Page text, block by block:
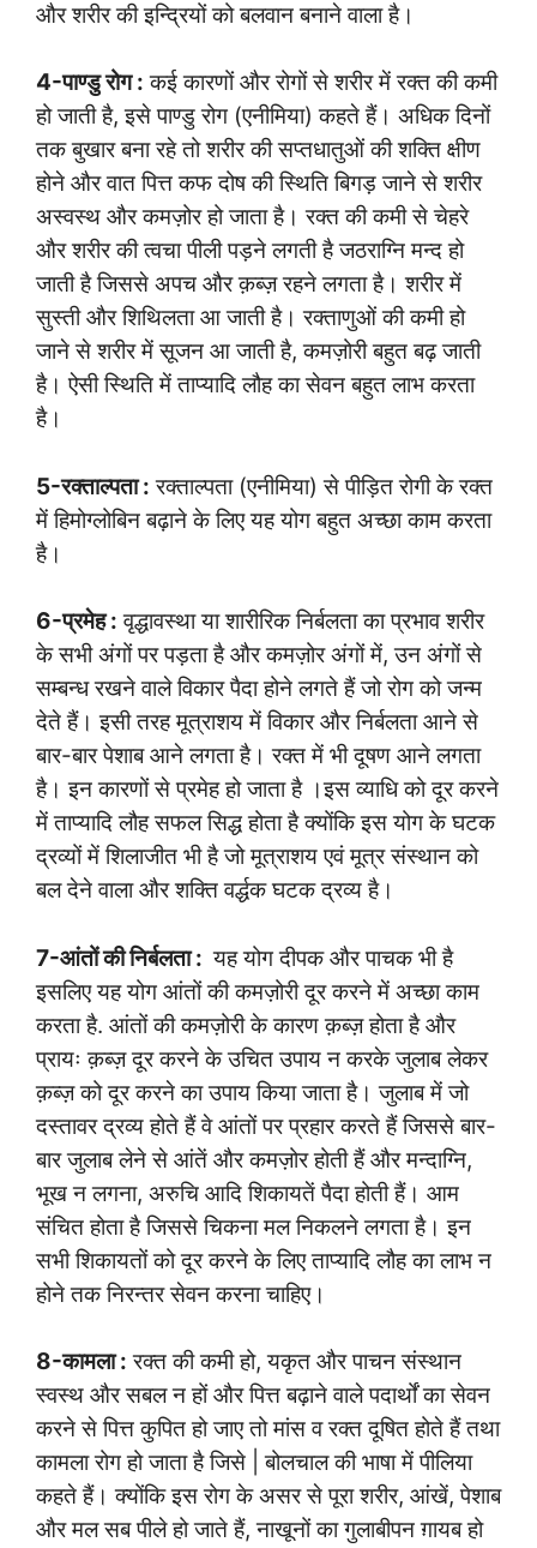
और शरीर की इन्द्रियों को बलवान बनाने वाला है।
4-पाण्डु रोग : कई कारणों और रोगों से शरीर में रक्त की कमी
हो जाती है, इसे पाण्डु रोग (एनीमिया) कहते हैं। अधिक दिनों
तक बुखार बना रहे तो शरीर की सप्तधातुओं की शक्ति क्षीण
होने और वात पित्त कफ दोष की स्थिति बिगड़ जाने से शरीर
अस्वस्थ और कमज़ोर हो जाता है। रक्त की कमी से चेहरे
और शरीर की त्वचा पीली पड़ने लगती है जठराग्नि मन्द हो
जाती है जिससे अपच और क़ब्ज़ रहने लगता है। शरीर में
सुस्ती और शिथिलता आ जाती है। रक्ताणुओं की कमी हो
जाने से शरीर में सूजन आ जाती है, कमज़ोरी बहुत बढ़ जाती
है। ऐसी स्थिति में ताप्यादि लौह का सेवन बहुत लाभ करता
है।
5-रक्ताल्पता : रक्ताल्पता (एनीमिया) से पीड़ित रोगी के रक्त
में हिमोग्लोबिन बढ़ाने के लिए यह योग बहुत अच्छा काम करता
है।
6-प्रमेह : वृद्धावस्था या शारीरिक निर्बलता का प्रभाव शरीर
के सभी अंगों पर पड़ता है और कमज़ोर अंगों में, उन अंगों से
सम्बन्ध रखने वाले विकार पैदा होने लगते हैं जो रोग को जन्म
देते हैं। इसी तरह मूत्राशय में विकार और निर्बलता आने से
बार-बार पेशाब आने लगता है। रक्त में भी दूषण आने लगता
है। इन कारणों से प्रमेह हो जाता है ।इस व्याधि को दूर करने
में ताप्यादि लौह सफल सिद्ध होता है क्योंकि इस योग के घटक
द्रव्यों में शिलाजीत भी है जो मूत्राशय एवं मूत्र संस्थान को
बल देने वाला और शक्ति वर्द्धक घटक द्रव्य है।
7-आंतों की निर्बलता : यह योग दीपक और पाचक भी है
इसलिए यह योग आंतों की कमज़ोरी दूर करने में अच्छा काम
करता है. आंतों की कमज़ोरी के कारण क़ब्ज़ होता है और
प्रायः क़ब्ज़ दूर करने के उचित उपाय न करके जुलाब लेकर
क़ब्ज़ को दूर करने का उपाय किया जाता है। जुलाब में जो
दस्तावर द्रव्य होते हैं वे आंतों पर प्रहार करते हैं जिससे बार-
बार जुलाब लेने से आंतें और कमज़ोर होती हैं और मन्दाग्नि,
भूख न लगना, अरुचि आदि शिकायतें पैदा होती हैं। आम
संचित होता है जिससे चिकना मल निकलने लगता है। इन
सभी शिकायतों को दूर करने के लिए ताप्यादि लौह का लाभ न
होने तक निरन्तर सेवन करना चाहिए।
8-कामला : रक्त की कमी हो, यकृत और पाचन संस्थान
स्वस्थ और सबल न हों और पित्त बढ़ाने वाले पदार्थों का सेवन
करने से पित्त कुपित हो जाए तो मांस व रक्त दूषित होते हैं तथा
कामला रोग हो जाता है जिसे | बोलचाल की भाषा में पीलिया
कहते हैं। क्योंकि इस रोग के असर से पूरा शरीर, आंखें, पेशाब
और मल सब पीले हो जाते हैं, नाखूनों का गुलाबीपन ग़ायब हो